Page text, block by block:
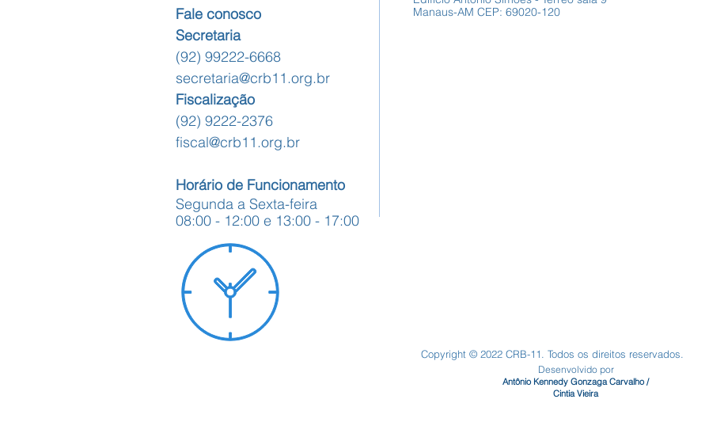
Manaus-AM CEP: 69020-120
Fale conosco
Secretaria
(92) 99222-6668
secretaria@crb11.org.br
Fiscalização
(92) 9222-2376
fiscal@crb11.org.br
Horário de Funcionamento
Segunda a Sexta-feira
08:00 - 12:00 e 13:00 - 17:00
Copyright © 2022 CRB-11. Todos os direitos reservados.
Desenvolvido por
Antônio Kennedy Gonzaga Carvalho /
Cintia Vieira